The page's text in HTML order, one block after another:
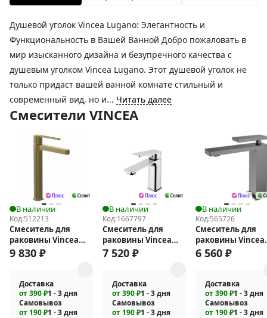
Душевой уголок Vincea Lugano: Элегантность и
Функциональность в Вашей Ванной Добро пожаловать в
мир изысканного дизайна и безупречного качества с
душевым уголком Vincea Lugano. Этот душевой уголок не
только придаст вашей ванной комнате стильный и
современный вид, но и... Читать далее
Смесители VINCEA
В наличии
Код:512213
Смеситель для
раковины Vincea
Rondo VBF-1R2BG
9 830 ₽
Доставка
от 390 ₽1 - 3 дня
Самовывоз
от 190 ₽1 - 3 дня
В наличии
Код:1667797
Смеситель для
раковины Vincea
Core VBF-4CO1CH
7 520 ₽
Доставка
от 390 ₽1 - 3 дня
Самовывоз
от 190 ₽1 - 3 дня
В наличии
Код:565726
Смеситель для
раковины Vincea
Dice VBF-2DS1GM
6 560 ₽
Доставка
от 390 ₽1 - 3 дня
Самовывоз
от 190 ₽1 - 3 дня